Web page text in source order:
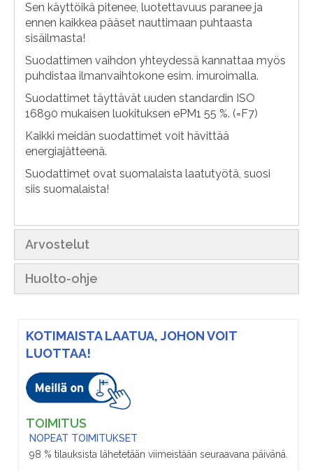
Sen käyttöikä pitenee, luotettavuus paranee ja
ennen kaikkea pääset nauttimaan puhtaasta
sisäilmasta!
Suodattimen vaihdon yhteydessä kannattaa myös
puhdistaa ilmanvaihtokone esim. imuroimalla.
Suodattimet täyttävät uuden standardin ISO
16890 mukaisen luokituksen ePM1 55 %. (=F7)
Kaikki meidän suodattimet voit hävittää
energiajätteenä.
Suodattimet ovat suomalaista laatutyötä, suosi
siis suomalaista!
Arvostelut
Huolto-ohje
KOTIMAISTA LAATUA, JOHON VOIT
LUOTTAA!
TOIMITUS
NOPEAT TOIMITUKSET
98 % tilauksista lähetetään viimeistään seuraavana päivänä.